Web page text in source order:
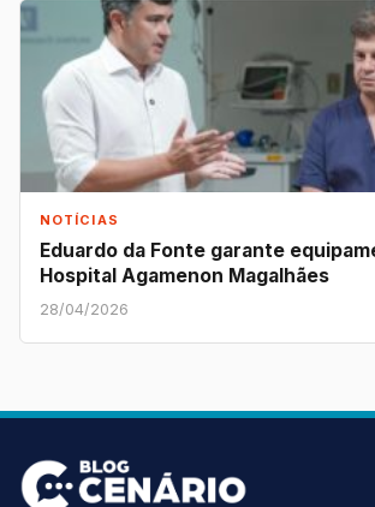
NOTÍCIAS
Eduardo da Fonte garante
Hospital Agamenon Magalhães
28/04/2026